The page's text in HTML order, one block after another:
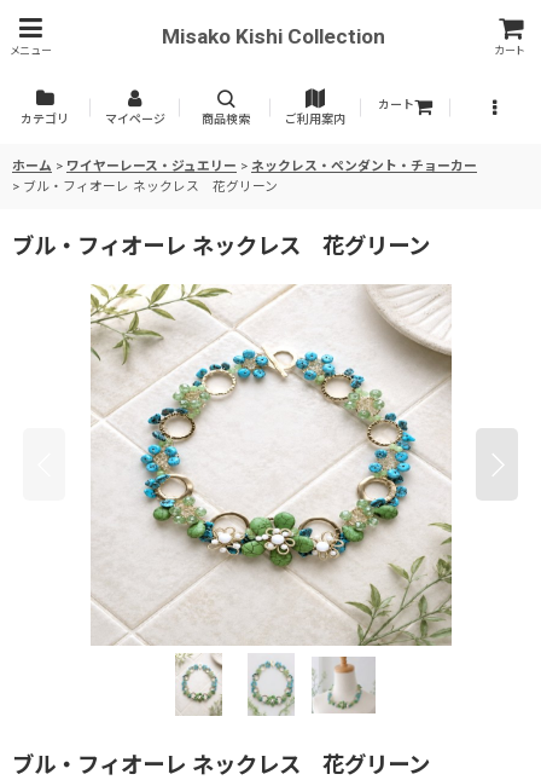
メニュー
Misako Kishi Collection
カート
カテゴリ マイページ 商品検索 ご利用案内
カート
ホーム > ワイヤーレース・ジュエリー > ネックレス・ペンダント・チョーカー
> ブル・フィオーレ ネックレス 花グリーン
ブル・フィオーレ ネックレス 花グリーン
ブル・フィオーレ ネックレス 花グリーン